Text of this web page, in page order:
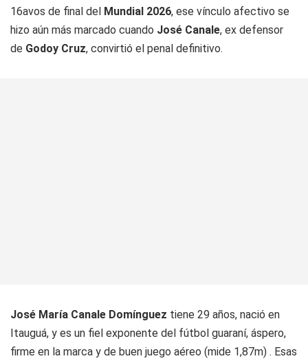
16avos de final del Mundial 2026, ese vínculo afectivo se
hizo aún más marcado cuando José Canale, ex defensor
de Godoy Cruz, convirtió el penal definitivo.
José María Canale Domínguez tiene 29 años, nació en
Itauguá, y es un fiel exponente del fútbol guaraní, áspero,
firme en la marca y de buen juego aéreo (mide 1,87m) . Esas